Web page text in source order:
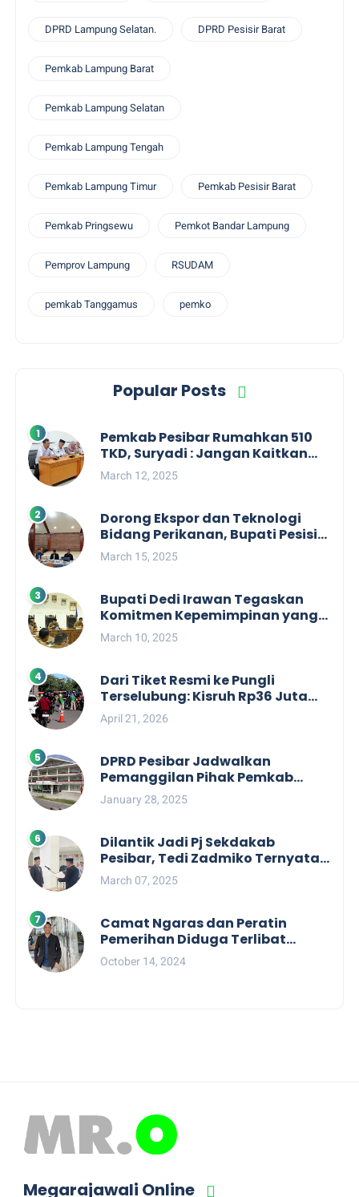
DPRD Lampung Selatan. DPRD Pesisir Barat
Pemkab Lampung Barat
Pemkab Lampung Selatan
Pemkab Lampung Tengah
Pemkab Lampung Timur Pemkab Pesisir Barat
Pemkab Pringsewu Pemkot Bandar Lampung
Pemprov Lampung RSUDAM
pemkab Tanggamus pemko
Popular Posts
Pemkab Pesibar Rumahkan 510
TKD, Suryadi : Jangan Kaitkan
Dengan Kepentingan Politik
March 12, 2025
Dorong Ekspor dan Teknologi
Bidang Perikanan, Bupati Pesisir
Barat Audiensi Terkait Sister City
March 15, 2025
Bupati Dedi Irawan Tegaskan
Komitmen Kepemimpinan yang
Berpihak kepada Masyarakat
dalam Rapat Koordinasi OPD
March 10, 2025
Dari Tiket Resmi ke Pungli
Terselubung: Kisruh Rp36 Juta
Pengelolaan Tiket Pantai
Labuhan Jukung
April 21, 2026
DPRD Pesibar Jadwalkan
Pemanggilan Pihak Pemkab
Terkait Nasib dan Status TKD di
Tahun 2025
January 28, 2025
Dilantik Jadi Pj Sekdakab
Pesibar, Tedi Zadmiko Ternyata
Punya Rekam Jejak Gemilang
March 07, 2025
Camat Ngaras dan Peratin
Pemerihan Diduga Terlibat
Politik Praktis, Mahasiswa
Pesibar Desak Bawaslu
October 14, 2024
Megarajawali Online